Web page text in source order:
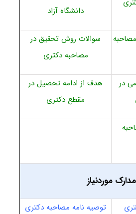
دانشگاه آزاد
سوالات روش تحقیق در
مصاحبه دکتری
در
هدف از ادامه تحصیل در
مقطع دکتری
مدارک موردنیاز
توصیه نامه مصاحبه دکتری